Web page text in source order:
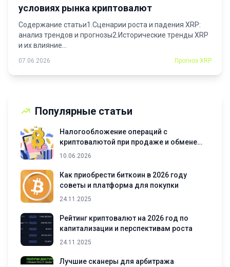
условиях рынка криптовалют
Содержание статьи1.Сценарии роста и падения XRP:
анализ трендов и прогнозы2.Исторические тренды XRP
и их влияние...
07.06.2026 Прогноз XRP
Популярные статьи
Налогообложение операций с
криптовалютой при продаже и обмене
активов
10.06.2026
Как приобрести биткоин в 2026 году
советы и платформа для покупки
24.11.2025
Рейтинг криптовалют на 2026 год по
капитализации и перспективам роста
24.11.2025
Лучшие сканеры для арбитража